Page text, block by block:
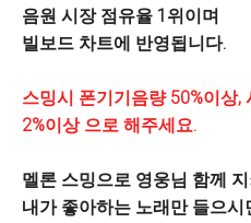
음원 시장 점유율 1위이며
빌보드 차트에 반영됩니다.
스밍시 폰기기음량 50%이상,
2%이상 으로 해주세요.
멜론 스밍으로 영웅님 함께
내가 좋아하는 노래만 들으시